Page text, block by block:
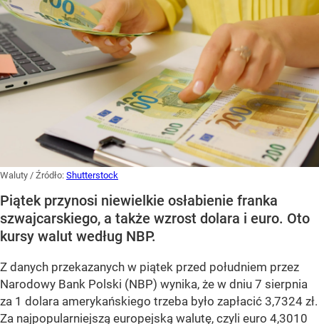
Waluty / Źródło: Shutterstock
Piątek przynosi niewielkie osłabienie franka
szwajcarskiego, a także wzrost dolara i euro. Oto
kursy walut według NBP.
Z danych przekazanych w piątek przed południem przez
Narodowy Bank Polski (NBP) wynika, że w dniu 7 sierpnia
za 1 dolara amerykańskiego trzeba było zapłacić 3,7324 zł.
Za najpopularniejszą europejską walutę, czyli euro 4,3010